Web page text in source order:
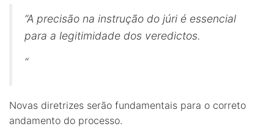
“A precisão na instrução do júri é essencial
para a legitimidade dos veredictos.
“
Novas diretrizes serão fundamentais para o correto
andamento do processo.